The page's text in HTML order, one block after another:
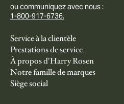
ou communiquez avec nous :
1-800-917-6736.
Service à la clientèle
Prestations de service
À propos d'Harry Rosen
Notre famille de marques
Siège social